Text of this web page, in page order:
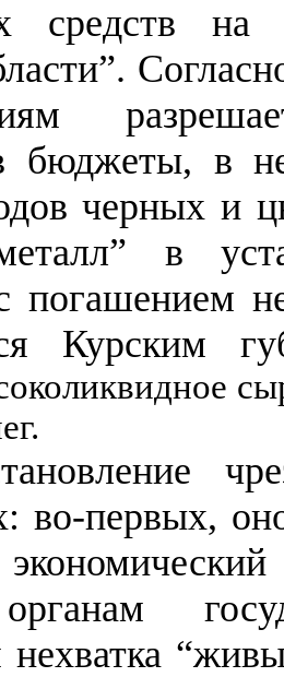
средств
бюджеты, в
черных и
в
погашением
Курским
во-первых,
нехватка